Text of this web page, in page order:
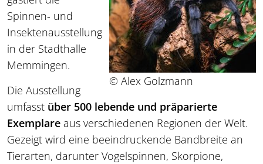
© Alex Golzmann
Spinnen- und
Insektenausstellung
in der Stadthalle
Memmingen.
Die Ausstellung
umfasst über 500 lebende und präparierte
Exemplare aus verschiedenen Regionen der Welt.
Gezeigt wird eine beeindruckende Bandbreite an
Tierarten, darunter Vogelspinnen, Skorpione,